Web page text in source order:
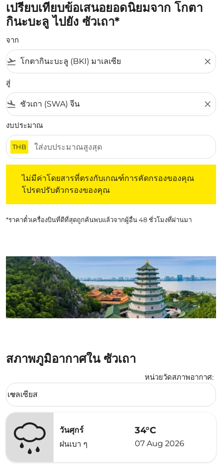
เปรียบเทียบข้อเสนอยอดนิยมจาก โกตา
กินะบะลู ไปยัง ซัวเถา*
จาก
flight_takeoff close
สู่
flight_land close
งบประมาณ
THB
ไม่มีค่าโดยสารที่ตรงกับเกณฑ์การคัดกรองของคุณ
โปรดปรับตัวกรองของคุณ
*ราคาตั๋วเครื่องบินที่ดีที่สุดถูกค้นพบแล้วจากผู้อื่น 48 ชั่วโมงที่ผ่านมา
สภาพภูมิอากาศใน ซัวเถา
หน่วยวัดสภาพอากาศ:
Weather unit option เซลเซียส Selected
เซลเซียส
keyboard_arrow_down
วันศุกร์
ฝนเบา ๆ
34°C
07 Aug 2026